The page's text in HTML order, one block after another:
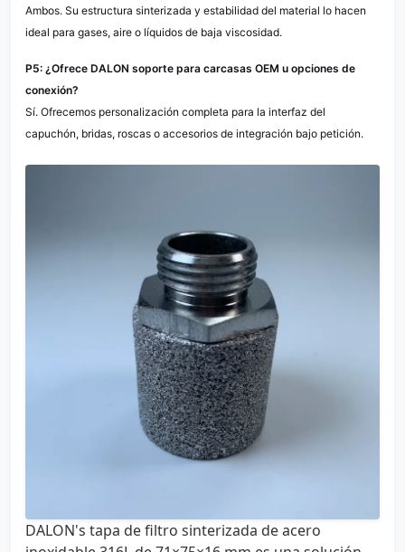
Ambos. Su estructura sinterizada y estabilidad del material lo hacen
ideal para gases, aire o líquidos de baja viscosidad.
P5: ¿Ofrece DALON soporte para carcasas OEM u opciones de
conexión?
Sí. Ofrecemos personalización completa para la interfaz del
capuchón, bridas, roscas o accesorios de integración bajo petición.
DALON's tapa de filtro sinterizada de acero